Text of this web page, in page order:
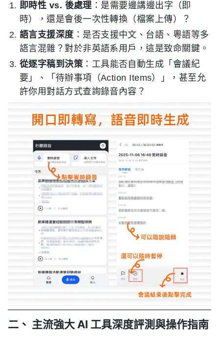
即時性 vs. 後處理：是需要邊講邊出字（即
時），還是會後一次性轉換（檔案上傳）？
語言支援深度 ：是否支援中文、台語、粵語等多
語言混雜？對於非英語系用戶，這是致命關鍵。
從逐字稿到決策：工具能否自動生成「會議紀
要」、「待辦事項（Action Items）」，甚至允
許你用對話方式查詢錄音內容？
二、 主流強大 AI 工具深度評測與操作指南